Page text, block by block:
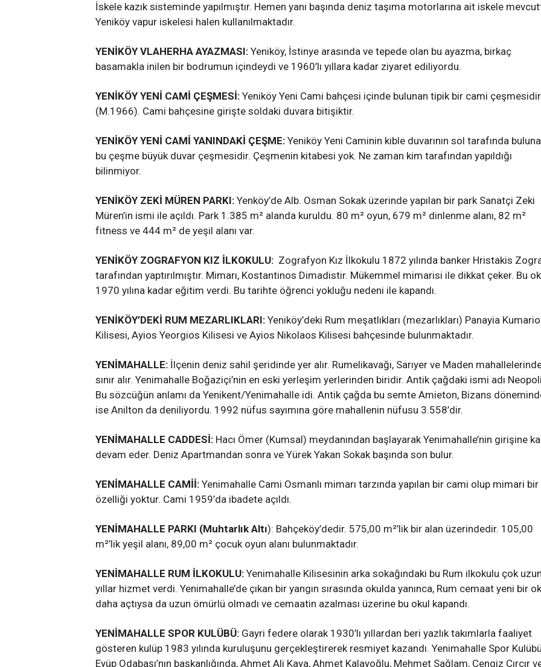
İskele kazık sisteminde yapılmıştır. Hemen yanı başında deniz taşıma motorlarına ait iskele
Yeniköy vapur iskelesi halen kullanılmaktadır.
YENİKÖY VLAHERHA AYAZMASI: Yeniköy, İstinye arasında ve tepede olan bu ayazma, birkaç
basamakla inilen bir bodrumun içindeydi ve 1960’lı yıllara kadar ziyaret ediliyordu.
YENİKÖY YENİ CAMİ ÇEŞMESİ: Yeniköy Yeni Cami bahçesi içinde bulunan tipik bir cami çeşmesidir
(M.1966). Cami bahçesine girişte soldaki duvara bitişiktir.
YENİKÖY YENİ CAMİ YANINDAKİ ÇEŞME: Yeniköy Yeni Caminin kıble duvarının sol tarafında
bu çeşme büyük duvar çeşmesidir. Çeşmenin kitabesi yok. Ne zaman kim tarafından yapıldığı
bilinmiyor.
YENİKÖY ZEKİ MÜREN PARKI: Yenköy’de Alb. Osman Sokak üzerinde yapılan bir park Sanatçi Zeki
Müren’in ismi ile açıldı. Park 1.385 m² alanda kuruldu. 80 m² oyun, 679 m² dinlenme alanı, 82 m²
fitness ve 444 m² de yeşil alanı var.
YENİKÖY ZOGRAFYON KIZ İLKOKULU: Zografyon Kız İlkokulu 1872 yılında banker Hristakis
tarafından yaptırılmıştır. Mimarı, Kostantinos Dimadistir. Mükemmel mimarisi ile dikkat çeker. Bu
1970 yılına kadar eğitim verdi. Bu tarihte öğrenci yokluğu nedeni ile kapandı.
YENİKÖY’DEKİ RUM MEZARLIKLARI: Yeniköy’deki Rum meşatlıkları (mezarlıkları) Panayia
Kilisesi, Ayios Yeorgios Kilisesi ve Ayios Nikolaos Kilisesi bahçesinde bulunmaktadır.
YENİMAHALLE: İlçenin deniz sahil şeridinde yer alır. Rumelikavağı, Sarıyer ve Maden
sınır alır. Yenimahalle Boğaziçi’nin en eski yerleşim yerlerinden biridir. Antik çağdaki ismi adı
Bu sözcüğün anlamı da Yenikent/Yenimahalle idi. Antik çağda bu semte Amieton, Bizans
ise Anilton da deniliyordu. 1992 nüfus sayımına göre mahallenin nüfusu 3.558’dir.
YENİMAHALLE CADDESİ: Hacı Ömer (Kumsal) meydanından başlayarak Yenimahalle’nin girişine
devam eder. Deniz Apartmandan sonra ve Yürek Yakan Sokak başında son bulur.
YENİMAHALLE CAMİİ: Yenimahalle Cami Osmanlı mimarı tarzında yapılan bir cami olup mimari bir
özelliği yoktur. Cami 1959’da ibadete açıldı.
YENİMAHALLE PARKI (Muhtarlık Altı): Bahçeköy’dedir. 575,00 m²’lik bir alan üzerindedir. 105,00
m²’lik yeşil alanı, 89,00 m² çocuk oyun alanı bulunmaktadır.
YENİMAHALLE RUM İLKOKULU: Yenimahalle Kilisesinin arka sokağındaki bu Rum ilkokulu çok uzun
yıllar hizmet verdi. Yenimahalle’de çıkan bir yangın sırasında okulda yanınca, Rum cemaat yeni bir
daha açtıysa da uzun ömürlü olmadı ve cemaatin azalması üzerine bu okul kapandı.
YENİMAHALLE SPOR KULÜBÜ: Gayri federe olarak 1930’lı yıllardan beri yazlık takımlarla faaliyet
gösteren kulüp 1983 yılında kuruluşunu gerçekleştirerek resmiyet kazandı. Yenimahalle Spor
Eyüp Odabaşı’nın başkanlığında, Ahmet Ali Kaya, Ahmet Kalayoğlu, Mehmet Sağlam, Cengiz Çırçır